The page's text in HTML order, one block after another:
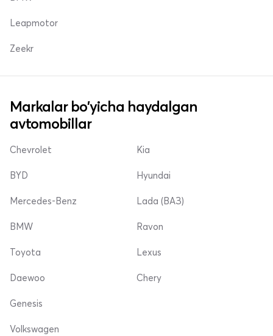
Leapmotor
Zeekr
Markalar bo'yicha haydalgan
avtomobillar
Chevrolet
BYD
Mercedes-Benz
Kia
Hyundai
Lada (ВАЗ)
BMW
Toyota
Daewoo
Ravon
Lexus
Chery
Genesis
Volkswagen